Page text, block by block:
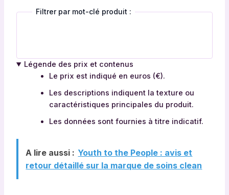
a
a
a
Filtrer par mot-clé produit :
Légende des prix et contenus
Le prix est indiqué en euros (€).
Les descriptions indiquent la texture ou
caractéristiques principales du produit.
Les données sont fournies à titre indicatif.
A lire aussi : Youth to the People : avis et
retour détaillé sur la marque de soins clean